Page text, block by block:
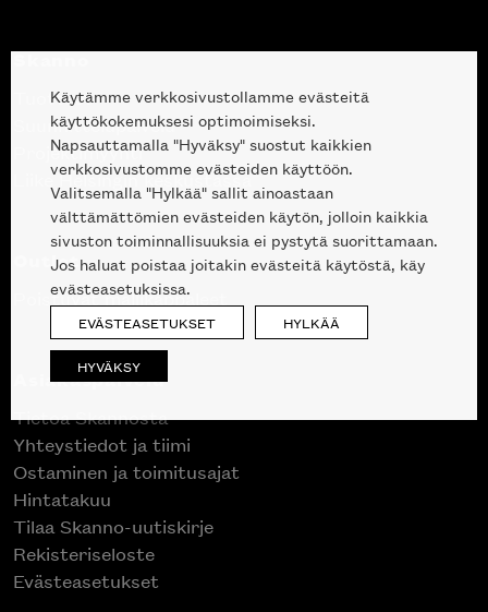
Skanno
Tuotteet
Suunnittelupalvelu
Projektimyynti
Liike Helsingin keskustassa
Outlet
Poistuvat mallikappaleet
Asiakaspalvelu
Tietoa Skannosta
Yhteystiedot ja tiimi
Ostaminen ja toimitusajat
Hintatakuu
Tilaa Skanno-uutiskirje
Rekisteriseloste
Evästeasetukset
Käytämme verkkosivustollamme evästeitä
käyttökokemuksesi optimoimiseksi.
Napsauttamalla "Hyväksy" suostut kaikkien
verkkosivustomme evästeiden käyttöön.
Valitsemalla "Hylkää" sallit ainoastaan
välttämättömien evästeiden käytön, jolloin kaikkia
sivuston toiminnallisuuksia ei pystytä suorittamaan.
Jos haluat poistaa joitakin evästeitä käytöstä, käy
evästeasetuksissa.
EVÄSTEASETUKSET HYLKÄÄ
HYVÄKSY